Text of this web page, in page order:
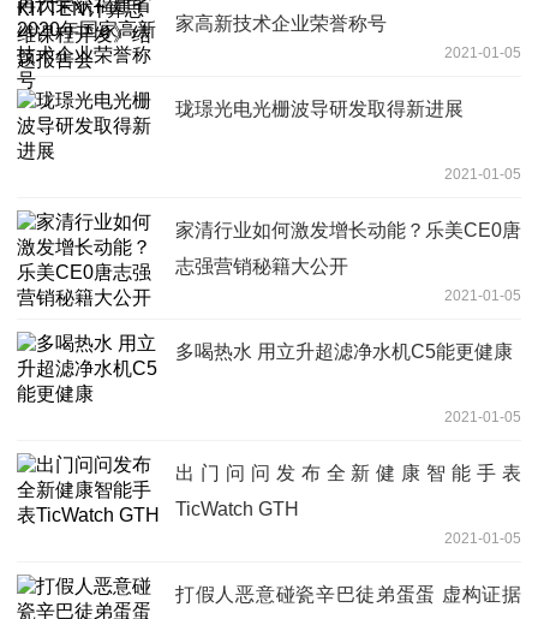
家高新技术企业荣誉称号
2021-01-05
珑璟光电光栅波导研发取得新进展
2021-01-05
家清行业如何激发增长动能？乐美CE0唐
志强营销秘籍大公开
2021-01-05
多喝热水 用立升超滤净水机C5能更健康
2021-01-05
出门问问发布全新健康智能手表
TicWatch GTH
2021-01-05
打假人恶意碰瓷辛巴徒弟蛋蛋 虚构证据